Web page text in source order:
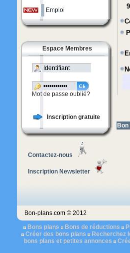
Emploi
Espace Membres
Mot de passe oublié?
Inscription gratuite
Contactez-nous
Inscription Newsletter
Bon-plans.com © 2012
Bons plans
Bons de réductions
Créer des bons plans
Recherchez
bons plans et petites annonces